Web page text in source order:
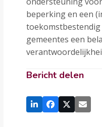
beperking en een
gemeentes een
Bericht delen